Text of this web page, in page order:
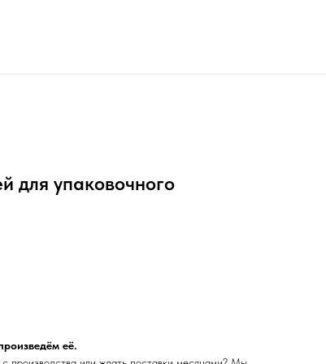
для упаковочного
её.